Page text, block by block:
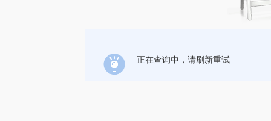
正在查询中，请刷新重试